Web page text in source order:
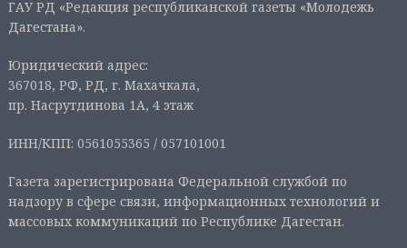
ГАУ РД «Редакция республиканской газеты «Молодежь
Дагестана».
Юридический адрес:
367018, РФ, РД, г. Махачкала,
пр. Насрутдинова 1А, 4 этаж
ИНН/КПП: 0561055365 / 057101001
Газета зарегистрирована Федеральной службой по
надзору в сфере связи, информационных технологий и
массовых коммуникаций по Республике Дагестан.